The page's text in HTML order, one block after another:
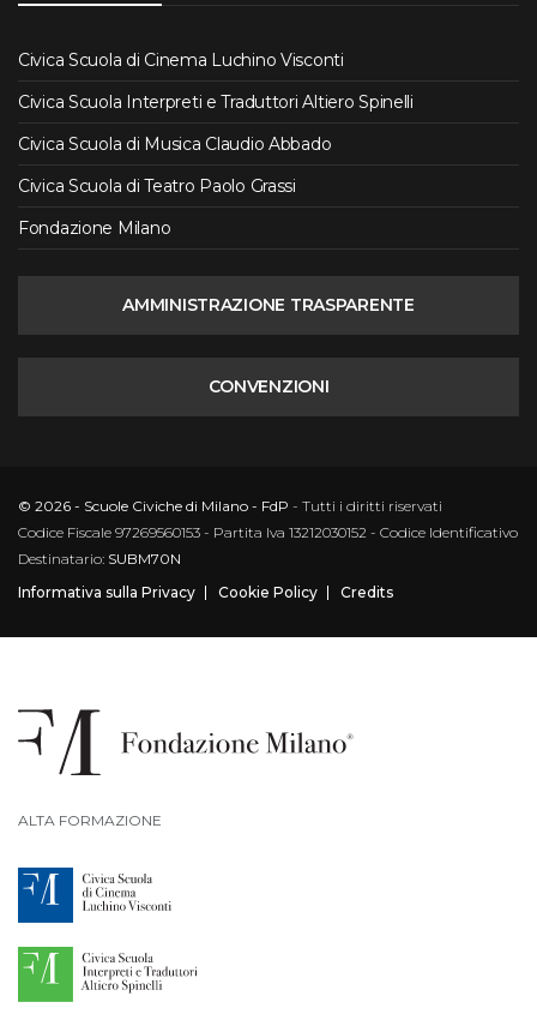
Civica Scuola di Cinema Luchino Visconti
Civica Scuola Interpreti e Traduttori Altiero Spinelli
Civica Scuola di Musica Claudio Abbado
Civica Scuola di Teatro Paolo Grassi
Fondazione Milano
AMMINISTRAZIONE TRASPARENTE
CONVENZIONI
© 2026 - Scuole Civiche di Milano - FdP - Tutti i diritti riservati
Codice Fiscale 97269560153 - Partita Iva 13212030152 - Codice Identificativo
Destinatario: SUBM70N
Informativa sulla Privacy
Cookie Policy Credits
ALTA FORMAZIONE